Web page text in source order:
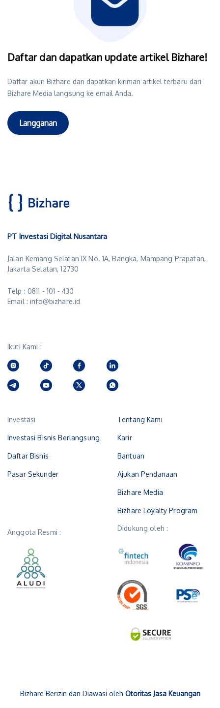
Daftar dan dapatkan update artikel Bizhare!
Daftar akun Bizhare dan dapatkan kiriman artikel terbaru dari
Bizhare Media langsung ke email Anda.
Langganan
PT Investasi Digital Nusantara
Jalan Kemang Selatan IX No. 1A, Bangka, Mampang Prapatan,
Jakarta Selatan, 12730
Telp : 0811 - 101 - 430
Email : info@bizhare.id
Ikuti Kami :
Investasi
Investasi Bisnis Berlangsung
Daftar Bisnis
Pasar Sekunder
Tentang Kami
Karir
Bantuan
Ajukan Pendanaan
Bizhare Media
Bizhare Loyalty Program
Anggota Resmi : Didukung oleh :
Bizhare Berizin dan Diawasi oleh Otoritas Jasa Keuangan